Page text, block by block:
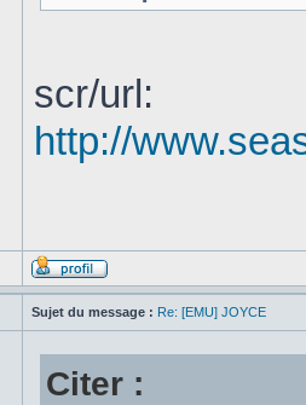
scr/url:
http://
Sujet du message : Re: [EMU] JOYCE
Citer :